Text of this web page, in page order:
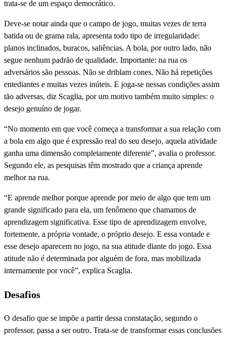
trata-se de um espaço democrático.
Deve-se notar ainda que o campo de jogo, muitas vezes de terra
batida ou de grama rala, apresenta todo tipo de irregularidade:
planos inclinados, buracos, saliências. A bola, por outro lado, não
segue nenhum padrão de qualidade. Importante: na rua os
adversários são pessoas. Não se driblam cones. Não há repetições
entediantes e muitas vezes inúteis. E joga-se nessas condições assim
tão adversas, diz Scaglia, por um motivo também muito simples: o
desejo genuíno de jogar.
“No momento em que você começa a transformar a sua relação com
a bola em algo que é expressão real do seu desejo, aquela atividade
ganha uma dimensão completamente diferente”, avalia o professor.
Segundo ele, as pesquisas têm mostrado que a criança aprende
melhor na rua.
“E aprende melhor porque aprende por meio de algo que tem um
grande significado para ela, um fenômeno que chamamos de
aprendizagem significativa. Esse tipo de aprendizagem envolve,
fortemente, a própria vontade, o próprio desejo. E essa vontade e
esse desejo aparecem no jogo, na sua atitude diante do jogo. Essa
atitude não é determinada por alguém de fora, mas mobilizada
internamente por você”, explica Scaglia.
Desafios
O desafio que se impõe a partir dessa constatação, segundo o
professor, passa a ser outro. Trata-se de transformar essas conclusões